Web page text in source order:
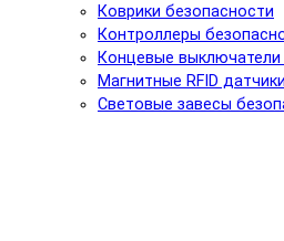
Коврики безопасности
Контроллеры
Концевые выключатели
Магнитные RFID
Световые завесы